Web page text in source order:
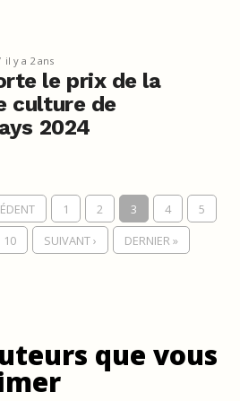
il y a 2 ans
le prix de la
culture de
2024
1 2 3 4
5
10 SUIVANT › DERNIER »
que vous